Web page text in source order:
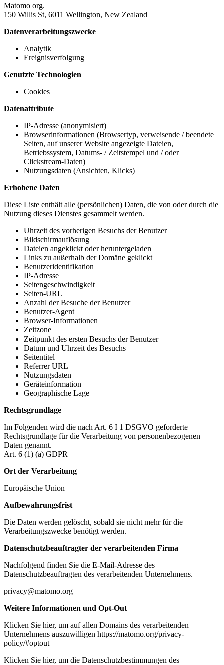
Matomo org.
150 Willis St, 6011 Wellington, New Zealand
Datenverarbeitungszwecke
Analytik
Ereignisverfolgung
Genutzte Technologien
Cookies
Datenattribute
IP-Adresse (anonymisiert)
Browserinformationen (Browsertyp, verweisende / beendete
Seiten, auf unserer Website angezeigte Dateien,
Betriebssystem, Datums- / Zeitstempel und / oder
Clickstream-Daten)
Nutzungsdaten (Ansichten, Klicks)
Erhobene Daten
Diese Liste enthält alle (persönlichen) Daten, die von oder durch die
Nutzung dieses Dienstes gesammelt werden.
Uhrzeit des vorherigen Besuchs der Benutzer
Bildschirmauflösung
Dateien angeklickt oder heruntergeladen
Links zu außerhalb der Domäne geklickt
Benutzeridentifikation
IP-Adresse
Seitengeschwindigkeit
Seiten-URL
Anzahl der Besuche der Benutzer
Benutzer-Agent
Browser-Informationen
Zeitzone
Zeitpunkt des ersten Besuchs der Benutzer
Datum und Uhrzeit des Besuchs
Seitentitel
Referrer URL
Nutzungsdaten
Geräteinformation
Geographische Lage
Rechtsgrundlage
Im Folgenden wird die nach Art. 6 I 1 DSGVO geforderte
Rechtsgrundlage für die Verarbeitung von personenbezogenen
Daten genannt.
Art. 6 (1) (a) GDPR
Ort der Verarbeitung
Europäische Union
Aufbewahrungsfrist
Die Daten werden gelöscht, sobald sie nicht mehr für die
Verarbeitungszwecke benötigt werden.
Datenschutzbeauftragter der verarbeitenden Firma
Nachfolgend finden Sie die E-Mail-Adresse des
Datenschutzbeauftragten des verarbeitenden Unternehmens.
privacy@matomo.org
Weitere Informationen und Opt-Out
Klicken Sie hier, um auf allen Domains des verarbeitenden
Unternehmens auszuwilligen https://matomo.org/privacy-
policy/#optout
Klicken Sie hier, um die Datenschutzbestimmungen des